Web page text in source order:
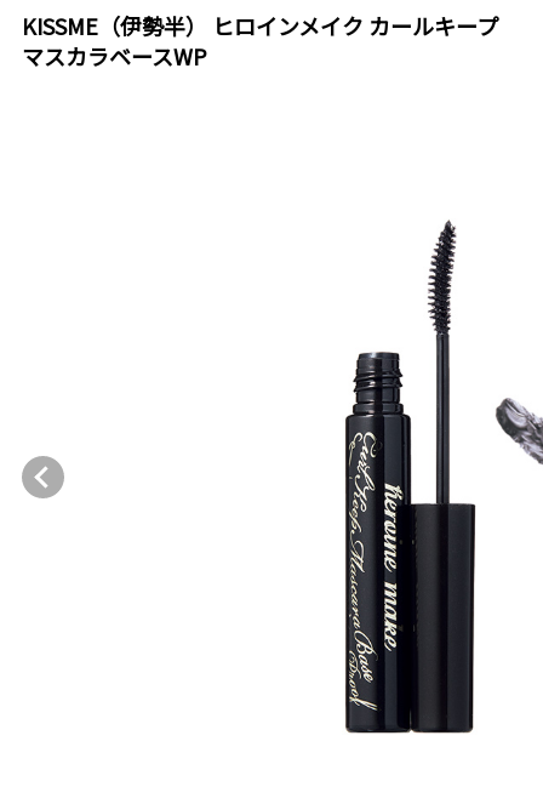
KISSME（伊勢半） ヒロインメイク カールキープ
マスカラベースWP